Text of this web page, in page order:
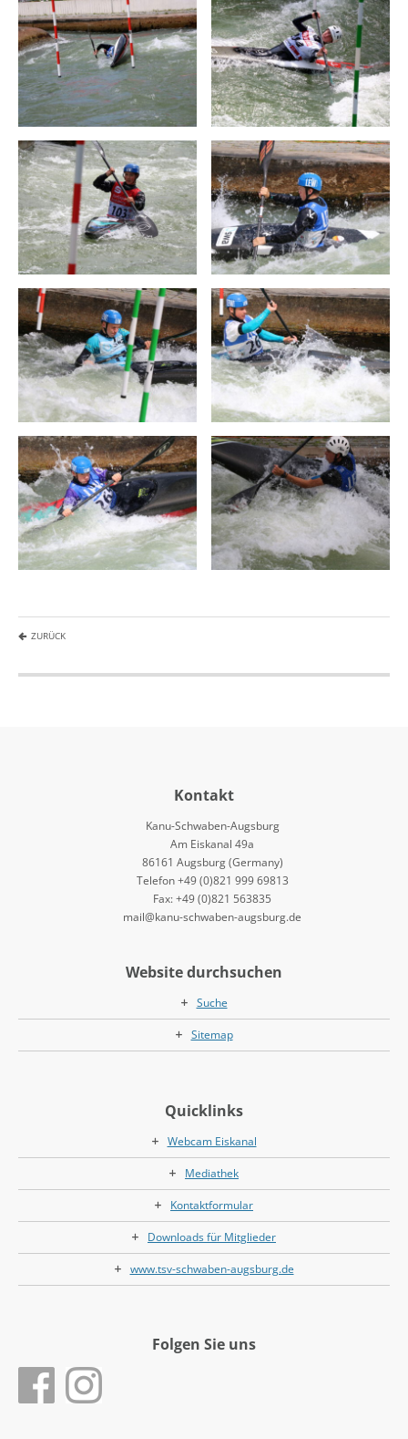
ZURÜCK
Kontakt
Kanu-Schwaben-Augsburg
Am Eiskanal 49a
86161 Augsburg (Germany)
Telefon +49 (0)821 999 69813
Fax: +49 (0)821 563835
mail@kanu-schwaben-augsburg.de
Website durchsuchen
Suche
Sitemap
Quicklinks
Webcam Eiskanal
Mediathek
Kontaktformular
Downloads für Mitglieder
www.tsv-schwaben-augsburg.de
Folgen Sie uns